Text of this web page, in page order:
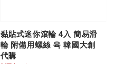
黏貼式迷你滾輪 4入 簡易滑
輪 附備用螺絲 육 韓國大創
代購